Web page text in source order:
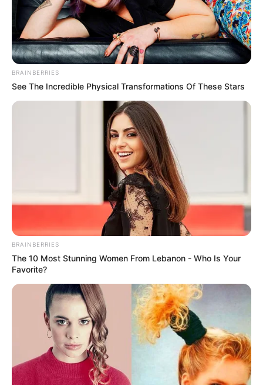
BRAINBERRIES
See The Incredible Physical Transformations Of These Stars
BRAINBERRIES
The 10 Most Stunning Women From Lebanon - Who Is Your
Favorite?